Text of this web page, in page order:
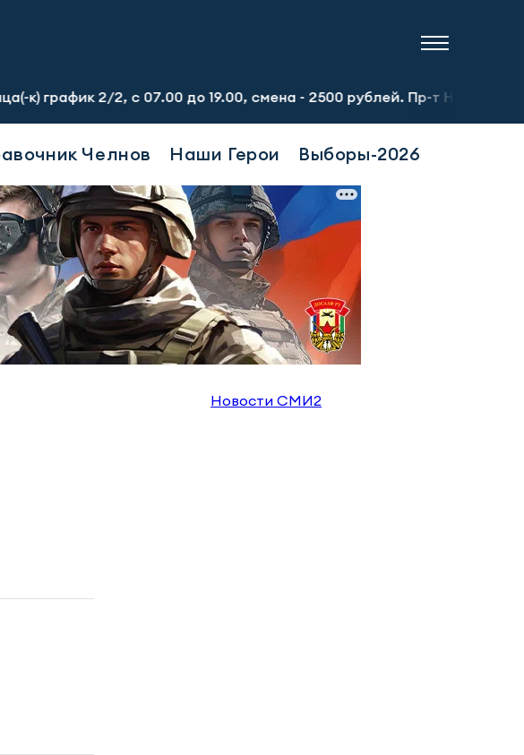
2/2, с 07.00 до 19.00, смена - 2500 рублей. Пр-т
Челнов Наши Герои Выборы-2026
Новости СМИ2